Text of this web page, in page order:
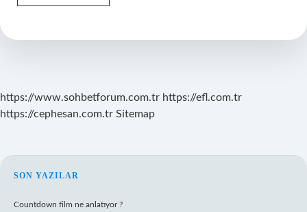
Cins
https://www.sohbetforum.com.tr https://efl.com.tr
https://cephesan.com.tr Sitemap
SIDEBAR
SON YAZILAR
Countdown film ne anlatıyor ?